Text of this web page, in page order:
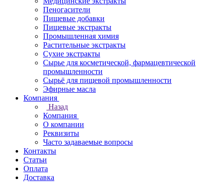
Пеногасители
Пищевые добавки
Пищевые экстракты
Промышленная химия
Растительные экстракты
Сухие экстракты
Сырье для косметической, фармацевтической
промышленности
Сырьё для пищевой промышленности
Эфирные масла
Компания
Назад
Компания
О компании
Реквизиты
Часто задаваемые вопросы
Контакты
Статьи
Оплата
Доставка